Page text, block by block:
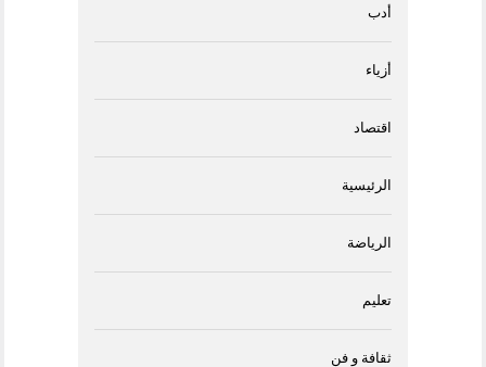
أدب
أزياء
اقتصاد
الرئيسية
الرياضة
تعليم
ثقافة و فن